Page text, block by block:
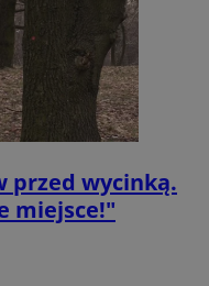
przed wycinką.
miejsce!"